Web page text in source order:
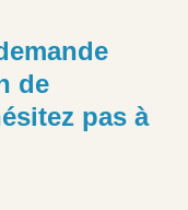
de
pas à